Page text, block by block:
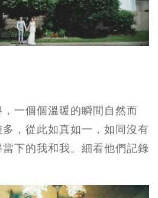
一個個溫暖的瞬間自然而
，從此如真如一，如同沒有
下的我和我。細看他們記錄